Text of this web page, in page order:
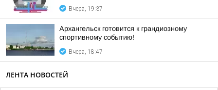
Вчера, 19:37
Архангельск готовится к грандиозному
спортивному событию!
Вчера, 18:47
ЛЕНТА НОВОСТЕЙ